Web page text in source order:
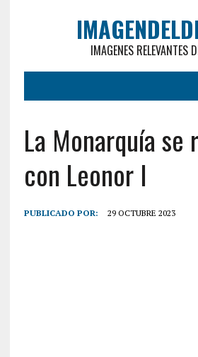
IMAGENES RELEVANTES
La Monarquía se
con Leonor I
PUBLICADO POR: 29 OCTUBRE 2023